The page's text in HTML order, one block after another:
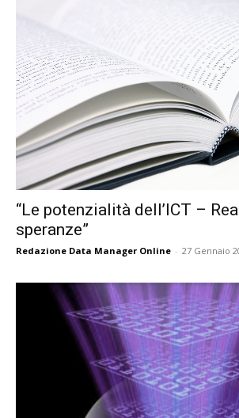
“Le potenzialità dell’ICT –
speranze”
Redazione Data Manager Online - 27 Gennaio